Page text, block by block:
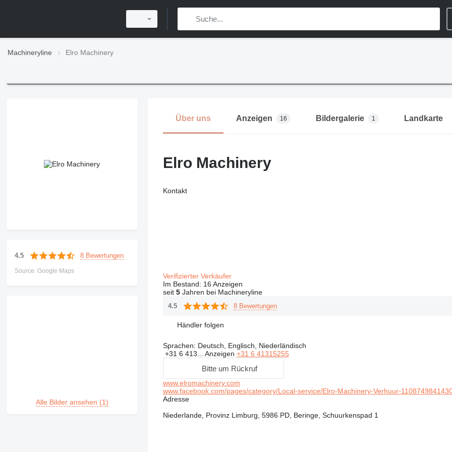
Machineryline Elro Machinery
4.5 8 Bewertungen
Source: Google Maps
Alle Bilder ansehen (1)
Über uns Anzeigen 16 Bildergalerie 1 Landkarte
Elro Machinery
Kontakt
Verifizierter Verkäufer
Im Bestand: 16 Anzeigen
seit 5Jahren bei Machineryline
4.5 8 Bewertungen
Händler folgen
Sprachen: Deutsch, Englisch, Niederländisch
+31 6 413... Anzeigen +31 6 41315255
Bitte um Rückruf
www.elromachinery.com
www.facebook.com/pages/category/Local-service/Elro-Machinery-Verhuur-
Adresse
Niederlande, Provinz Limburg, 5986 PD, Beringe, Schuurkenspad 1